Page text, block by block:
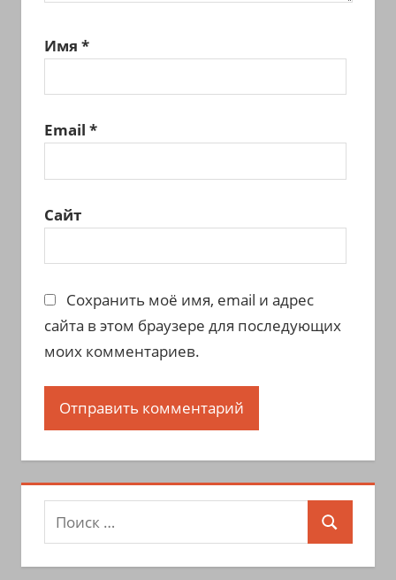
Имя *
Email *
Сайт
Сохранить моё имя, email и адрес
сайта в этом браузере для последующих
моих комментариев.
Поиск
для:
Поиск